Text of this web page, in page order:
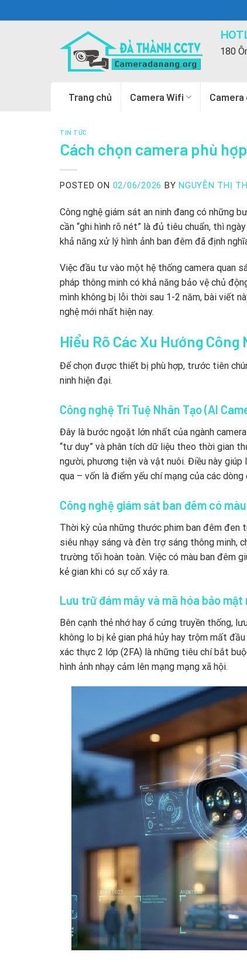
to
180
Trang chủ Camera Wifi Camera
TIN TỨC
Cách chọn camera phù
POSTED ON 02/06/2026 BY NGUYỄN THỊ
Công nghệ giám sát an ninh đang có những
cần “ghi hình rõ nét” là đủ tiêu chuẩn, thì
khả năng xử lý hình ảnh ban đêm đã định
Việc đầu tư vào một hệ thống camera quan
pháp thông minh có khả năng bảo vệ chủ
mình không bị lỗi thời sau 1-2 năm, bài viết
nghệ mới nhất hiện nay.
Hiểu Rõ Các Xu Hướng
Để chọn được thiết bị phù hợp, trước tiên
ninh hiện đại.
Công nghệ Trí Tuệ Nhân Tạo (AI
Đây là bước ngoặt lớn nhất của ngành
“tư duy” và phân tích dữ liệu theo thời gian
người, phương tiện và vật nuôi. Điều này
qua – vốn là điểm yếu chí mạng của các dòng
Công nghệ giám sát ban đêm có
Thời kỳ của những thước phim ban đêm đen
siêu nhạy sáng và đèn trợ sáng thông minh,
trường tối hoàn toàn. Việc có màu ban đêm
kẻ gian khi có sự cố xảy ra.
Lưu trữ đám mây và mã hóa bảo mật
Bên cạnh thẻ nhớ hay ổ cứng truyền thống,
không lo bị kẻ gian phá hủy hay trộm mất
xác thực 2 lớp (2FA) là những tiêu chí bắt
hình ảnh nhạy cảm lên mạng mạng xã hội.